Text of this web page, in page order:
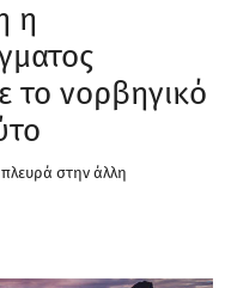
η
νορβηγικό
στην άλλη